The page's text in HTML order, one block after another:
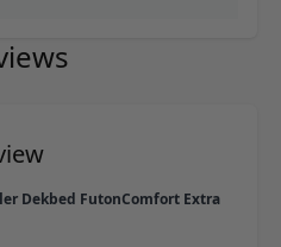
Dekbed FutonComfort Extra